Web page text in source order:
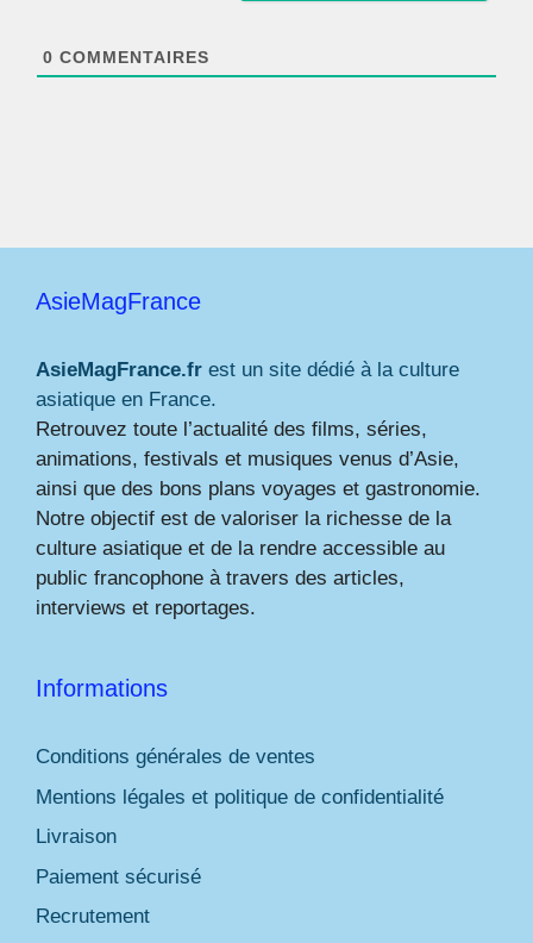
0 COMMENTAIRES
AsieMagFrance
AsieMagFrance.fr est un site dédié à la culture
asiatique en France.
Retrouvez toute l’actualité des films, séries,
animations, festivals et musiques venus d’Asie,
ainsi que des bons plans voyages et gastronomie.
Notre objectif est de valoriser la richesse de la
culture asiatique et de la rendre accessible au
public francophone à travers des articles,
interviews et reportages.
Informations
Conditions générales de ventes
Mentions légales et politique de confidentialité
Livraison
Paiement sécurisé
Recrutement